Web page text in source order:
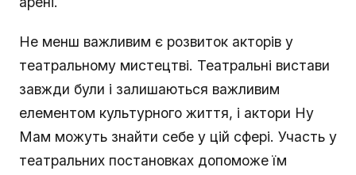
Не менш важливим є розвиток акторів у
театральному мистецтві. Театральні вистави
завжди були і залишаються важливим
елементом культурного життя, і актори Ну
Мам можуть знайти себе у цій сфері. Участь у
театральних постановках допоможе їм